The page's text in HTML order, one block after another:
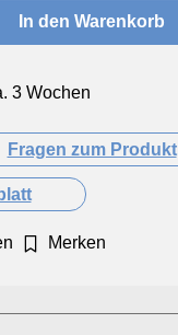
In den Warenkorb
3 Wochen
Fragen zum Produkt
Merken